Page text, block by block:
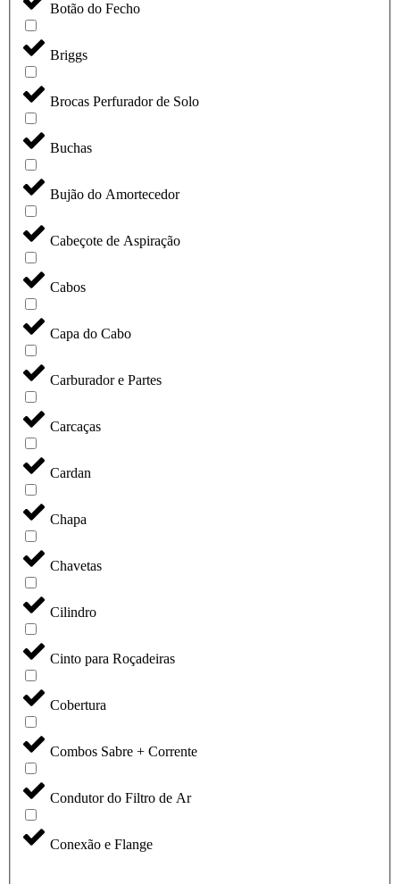
Botão do Fecho
Briggs
Brocas Perfurador de Solo
Buchas
Bujão do Amortecedor
Cabeçote de Aspiração
Cabos
Capa do Cabo
Carburador e Partes
Carcaças
Cardan
Chapa
Chavetas
Cilindro
Cinto para Roçadeiras
Cobertura
Combos Sabre + Corrente
Condutor do Filtro de Ar
Conexão e Flange